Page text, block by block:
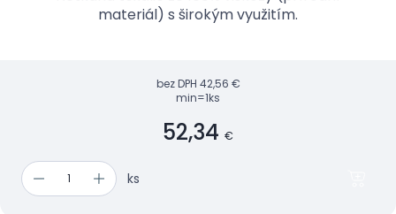
materiál) s širokým využitím.
bez DPH 42,56 €
min=1ks
52,34 €
ks